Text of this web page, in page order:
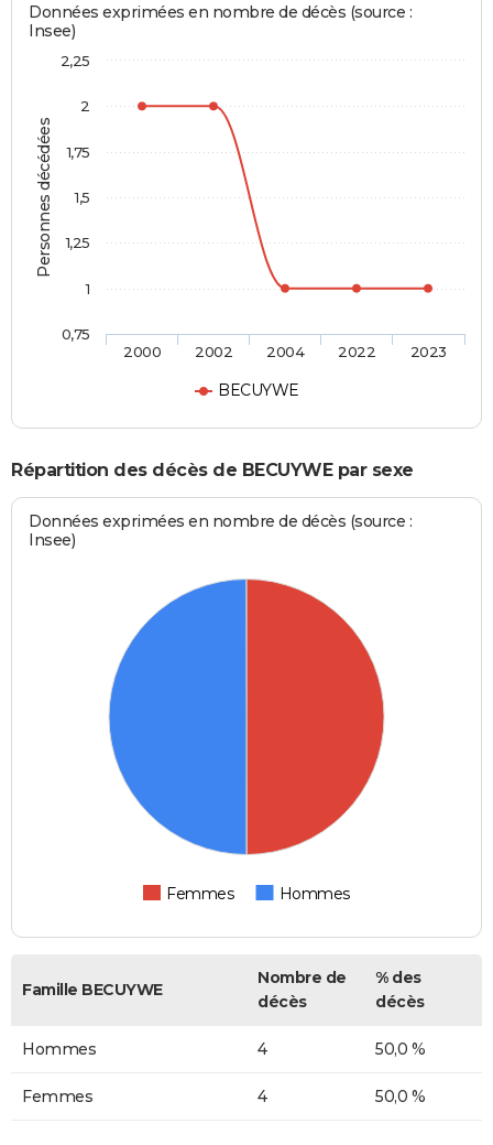
Personnes décédées
Données exprimées en nombre de décès (source :
Insee)
BECUYWE
2000 2002 2004 2022 2023
0,75
1
1,25
1,5
1,75
2
2,25
Répartition des décès de BECUYWE par sexe
Données exprimées en nombre de décès (source :
Insee)
Femmes Hommes
Famille BECUYWE
Nombre de
décès
% des
décès
Hommes 4 50,0 %
Femmes 4 50,0 %